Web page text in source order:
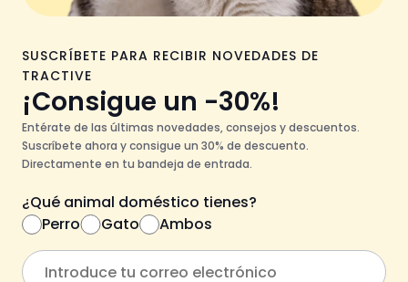
SUSCRÍBETE PARA RECIBIR NOVEDADES DE
TRACTIVE
¡Consigue un -30%!
Entérate de las últimas novedades, consejos y descuentos.
Suscríbete ahora y consigue un 30% de descuento.
Directamente en tu bandeja de entrada.
¿Qué animal doméstico tienes?
Perro
Gato Ambos